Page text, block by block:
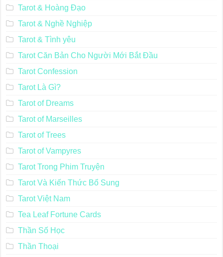
Tarot & Hoàng Đạo
Tarot & Nghề Nghiệp
Tarot & Tình yêu
Tarot Căn Bản Cho Người Mới Bắt Đầu
Tarot Confession
Tarot Là Gì?
Tarot of Dreams
Tarot of Marseilles
Tarot of Trees
Tarot of Vampyres
Tarot Trong Phim Truyện
Tarot Và Kiến Thức Bổ Sung
Tarot Việt Nam
Tea Leaf Fortune Cards
Thần Số Học
Thần Thoại